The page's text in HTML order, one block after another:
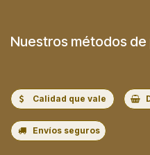
Nuestros métodos de
Calidad que vale
Envíos seguros